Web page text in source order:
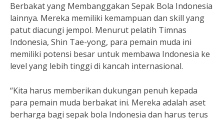
Berbakat yang Membanggakan Sepak Bola Indonesia
lainnya. Mereka memiliki kemampuan dan skill yang
patut diacungi jempol. Menurut pelatih Timnas
Indonesia, Shin Tae-yong, para pemain muda ini
memiliki potensi besar untuk membawa Indonesia ke
level yang lebih tinggi di kancah internasional.
“Kita harus memberikan dukungan penuh kepada
para pemain muda berbakat ini. Mereka adalah aset
berharga bagi sepak bola Indonesia dan harus terus